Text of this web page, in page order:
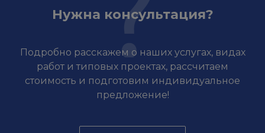
Нужна консультация?
Подробно расскажем о наших услугах, видах
работ и типовых проектах, рассчитаем
стоимость и подготовим индивидуальное
предложение!